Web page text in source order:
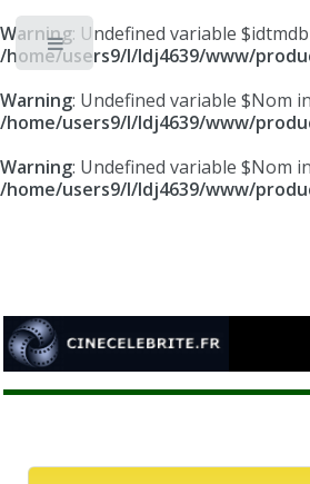
Warning: Undefined variable
/home/users9/l/ldj4639/www/
Warning: Undefined variable $Nom in
/home/users9/l/ldj4639/www/
Warning: Undefined variable $Nom in
/home/users9/l/ldj4639/www/
Toggle